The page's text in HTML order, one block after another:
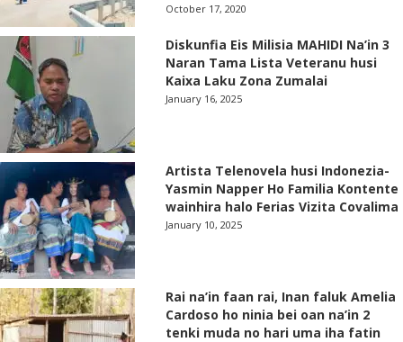
October 17, 2020
Diskunfia Eis Milisia MAHIDI Na’in 3
Naran Tama Lista Veteranu husi
Kaixa Laku Zona Zumalai
January 16, 2025
Artista Telenovela husi Indonezia-
Yasmin Napper Ho Familia Kontente
wainhira halo Ferias Vizita Covalima
January 10, 2025
Rai na’in faan rai, Inan faluk Amelia
Cardoso ho ninia bei oan na’in 2
tenki muda no hari uma iha fatin